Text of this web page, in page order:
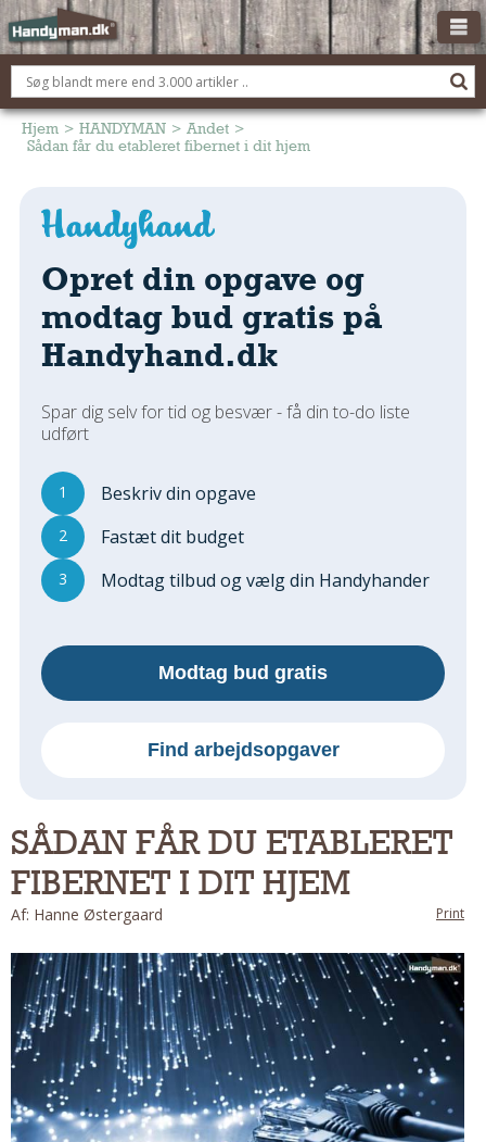
OM HANDYMAN.DK
FÅ 3 TILBUD
TØMRER/SNEDKER
Montage Og Nybyg
Reparation Og Vedligehold
Alt Om Køkkenet
Om Materialer
Andet
Regler Og Love
Udskiftning Og Montage
Om Materialer
Tips Og Tests
Montage Og Udskiftning
Reparation Og Vedligehold
Udendørs
Kan Det Males?
MURER
Reparationer
Om Materialer
Om Værktøj
GLARMESTER
Udskiftning Og Montage
Om Materialer
Hjem > HANDYMAN > Andet >
Sådan får du etableret fibernet i dit hjem
Opret din opgave og
modtag bud gratis på
Handyhand.dk
Spar dig selv for tid og besvær - få din to-do liste
udført
1 Beskriv din opgave
2 Fastæt dit budget
3 Modtag tilbud og vælg din Handyhander
Modtag bud gratis
Find arbejdsopgaver
SÅDAN FÅR DU ETABLERET
FIBERNET I DIT HJEM
Af: Hanne Østergaard Print